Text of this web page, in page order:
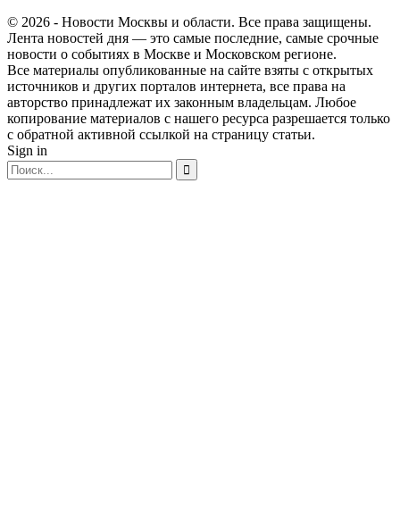
© 2026 - Новости Москвы и области. Все права защищены.
Лента новостей дня — это самые последние, самые срочные
новости о событиях в Москве и Московском регионе.
Все материалы опубликованные на сайте взяты с открытых
источников и других порталов интернета, все права на
авторство принадлежат их законным владельцам. Любое
копирование материалов с нашего ресурса разрешается только
с обратной активной ссылкой на страницу статьи.
Sign in